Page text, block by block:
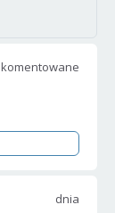
komentowane
dnia